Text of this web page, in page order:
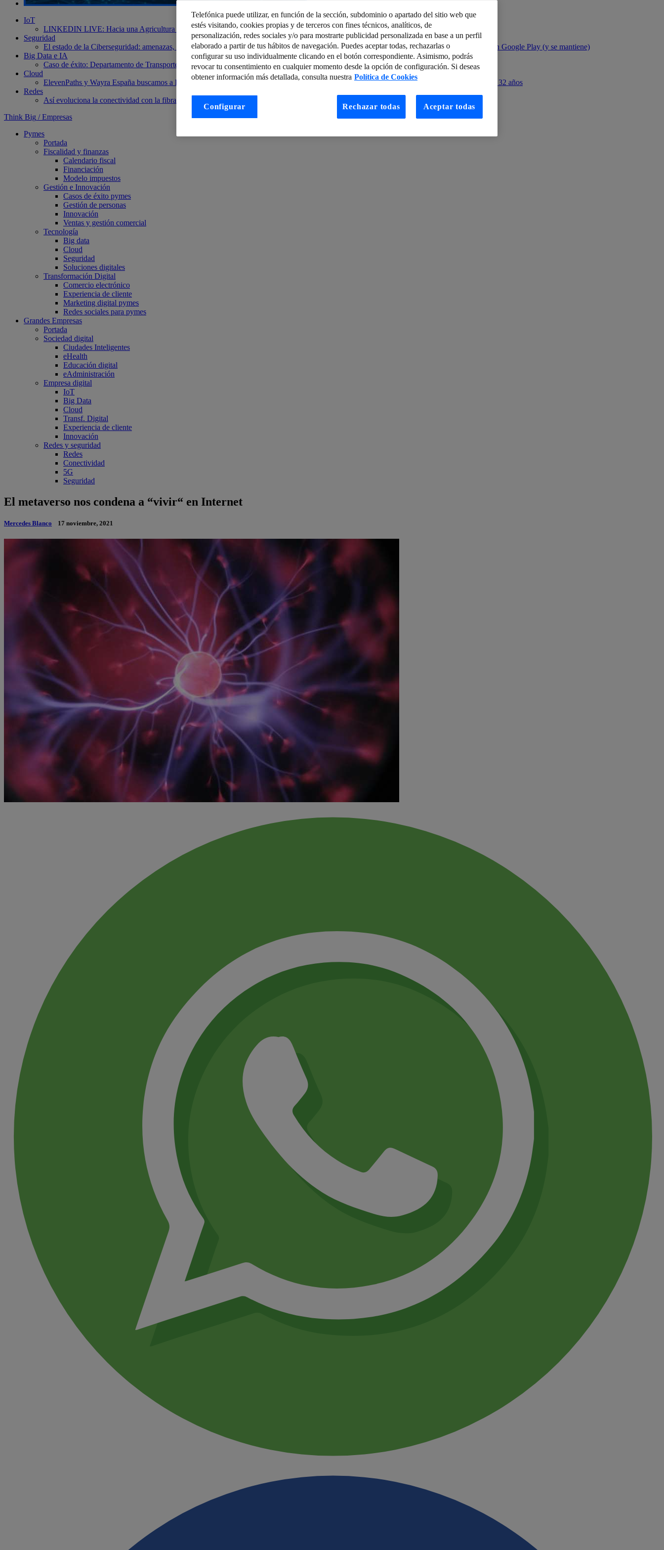
IoT
LINKEDIN LIVE: Hacia una Agricultura más sostenible e inteligente: Vertical Farming PLN para predecir mutaciones del COVID19
Seguridad
El estado de la Ciberseguridad: amenazas, riesgos y vulnerabilidades La familia de malware Xynyin, ahora con esteganografía, vuelve al ataque en Google Play (y se mantiene)
Big Data e IA
Caso de éxito: Departamento de Transporte de UK Panorama actual de las bases de datos en los entornos corporativos
Cloud
ElevenPaths y Wayra España buscamos a las tres mejores empresas de ciberseguridad Medidas para reducir la brecha digital de género sin esperar 32 años
Redes
Así evoluciona la conectividad con la fibra óptica y el Edge Computing
Think Big / Empresas
Pymes
Portada
Fiscalidad y finanzas
Calendario fiscal
Financiación
Modelo impuestos
Gestión e Innovación
Casos de éxito pymes
Gestión de personas
Innovación
Ventas y gestión comercial
Tecnología
Big data
Cloud
Seguridad
Soluciones digitales
Transformación Digital
Comercio electrónico
Experiencia de cliente
Marketing digital pymes
Redes sociales para pymes
Grandes Empresas
Portada
Sociedad digital
Ciudades Inteligentes
eHealth
Educación digital
eAdministración
Empresa digital
IoT
Big Data
Cloud
Transf. Digital
Experiencia de cliente
Innovación
Redes y seguridad
Redes
Conectividad
5G
Seguridad
El metaverso nos condena a “vivir“ en Internet
Mercedes Blanco 17 noviembre, 2021
Telefónica puede utilizar, en función de la sección, subdominio o apartado del sitio web que
estés visitando, cookies propias y de terceros con fines técnicos, analíticos, de
personalización, redes sociales y/o para mostrarte publicidad personalizada en base a un perfil
elaborado a partir de tus hábitos de navegación. Puedes aceptar todas, rechazarlas o
configurar su uso individualmente clicando en el botón correspondiente. Asimismo, podrás
revocar tu consentimiento en cualquier momento desde la opción de configuración. Si deseas
obtener información más detallada, consulta nuestra Política de Cookies
Rechazar todas Aceptar todas
Configurar